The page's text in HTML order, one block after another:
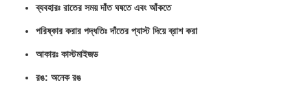
ব্যবহারঃ রাতের সময় দাঁত ঘষতে এবং আঁকতে
পরিষ্কার করার পদ্ধতিঃ দাঁতের প্যাস্ট দিয়ে ব্রাশ করা
আকারঃ কাস্টমাইজড
রঙ: অনেক রঙ